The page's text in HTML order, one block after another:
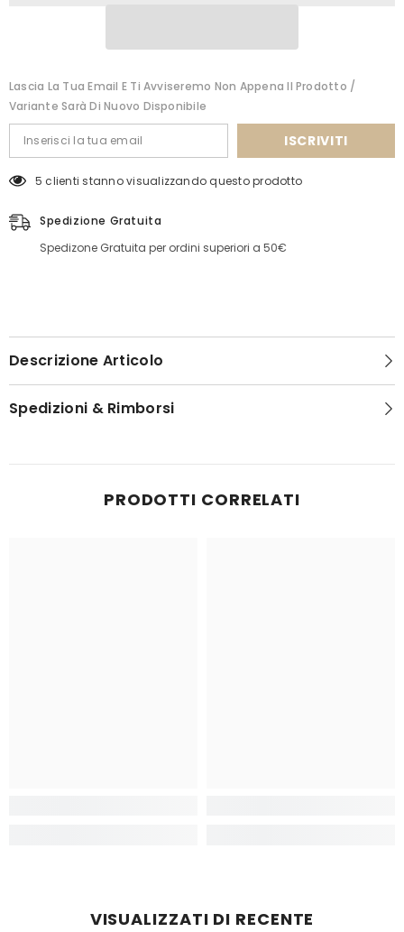
Lascia La Tua Email E Ti Avviseremo Non Appena Il Prodotto /
Variante Sarà Di Nuovo Disponibile
ISCRIVITI
5 clienti stanno visualizzando questo prodotto
Spedizione Gratuita
Spedizone Gratuita per ordini superiori a 50€
Descrizione Articolo
Spedizioni & Rimborsi
PRODOTTI CORRELATI
VISUALIZZATI DI RECENTE